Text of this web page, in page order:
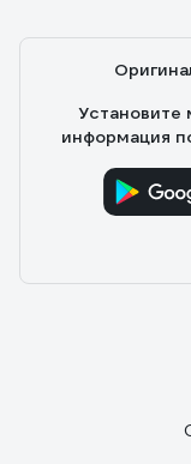
Установите
информация